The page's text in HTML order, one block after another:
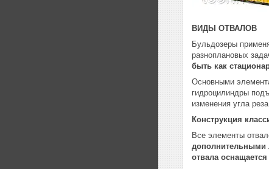
ВИДЫ ОТВАЛОВ
Бульдозеры
разноплановых
быть как
Основными
гидроцилиндры
изменения угла
Конструкция
Все элементы
дополнительными
отвала